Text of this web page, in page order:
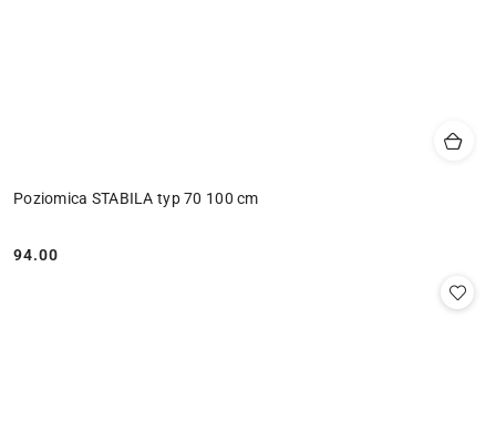
Poziomica STABILA typ 70 100 cm
Cena:
94.00